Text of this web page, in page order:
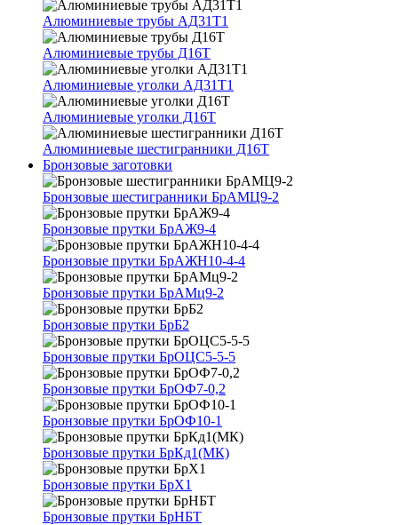
Алюминиевые трубы АД31Т1
Алюминиевые трубы Д16Т
Алюминиевые уголки АД31Т1
Алюминиевые уголки Д16Т
Алюминиевые шестигранники Д16Т
Бронзовые заготовки
Бронзовые шестигранники БрАМЦ9-2
Бронзовые прутки БрАЖ9-4
Бронзовые прутки БрАЖН10-4-4
Бронзовые прутки БрАМц9-2
Бронзовые прутки БрБ2
Бронзовые прутки БрОЦС5-5-5
Бронзовые прутки БрОФ7-0,2
Бронзовые прутки БрОФ10-1
Бронзовые прутки БрКд1(МК)
Бронзовые прутки БрХ1
Бронзовые прутки БрНБТ